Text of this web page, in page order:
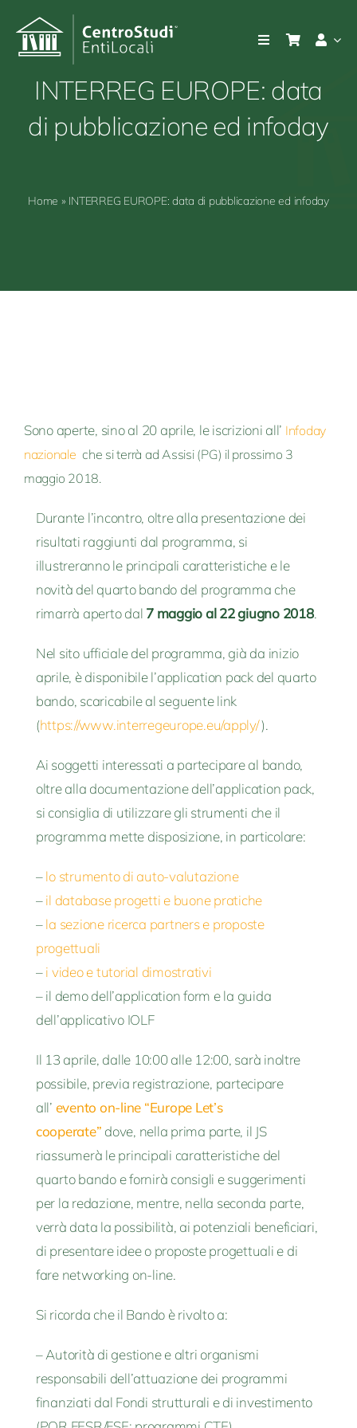
contenuto
Toggle
Azienda
Prodotti
Notizie e bandi
INTERREG EUROPE: data
di pubblicazione ed infoday
Home » INTERREG EUROPE: data di pubblicazione ed infoday
Sono aperte, sino al 20 aprile, le iscrizioni all’ Infoday
nazionale che si terrà ad Assisi (PG) il prossimo 3
maggio 2018.
Durante l’incontro, oltre alla presentazione dei
risultati raggiunti dal programma, si
illustreranno le principali caratteristiche e le
novità del quarto bando del programma che
rimarrà aperto dal 7 maggio al 22 giugno 2018.
Nel sito ufficiale del programma, già da inizio
aprile, è disponibile l’application pack del quarto
bando, scaricabile al seguente link
(https://www.interregeurope.eu/apply/).
Ai soggetti interessati a partecipare al bando,
oltre alla documentazione dell’application pack,
si consiglia di utilizzare gli strumenti che il
programma mette disposizione, in particolare:
–lo strumento di auto-valutazione
–il database progetti e buone pratiche
–la sezione ricerca partners e proposte
progettuali
–i video e tutorial dimostrativi
– il demo dell’application form e la guida
dell’applicativo IOLF
Il 13 aprile, dalle 10:00 alle 12:00, sarà inoltre
possibile, previa registrazione, partecipare
all’ evento on-line “Europe Let’s
cooperate” dove, nella prima parte, il JS
riassumerà le principali caratteristiche del
quarto bando e fornirà consigli e suggerimenti
per la redazione, mentre, nella seconda parte,
verrà data la possibilità, ai potenziali beneficiari,
di presentare idee o proposte progettuali e di
fare networking on-line.
Si ricorda che il Bando è rivolto a:
– Autorità di gestione e altri organismi
responsabili dell’attuazione dei programmi
finanziati dal Fondi strutturali e di investimento